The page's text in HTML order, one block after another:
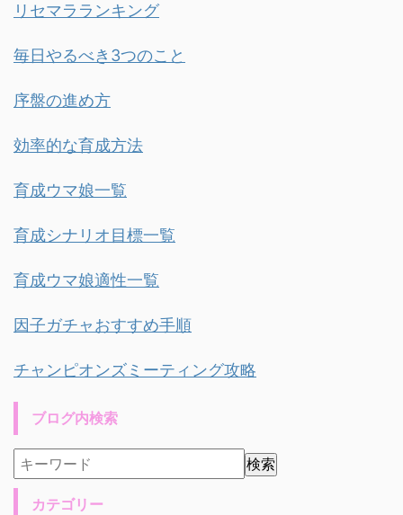
リセマラランキング
毎日やるべき3つのこと
序盤の進め方
効率的な育成方法
育成ウマ娘一覧
育成シナリオ目標一覧
育成ウマ娘適性一覧
因子ガチャおすすめ手順
チャンピオンズミーティング攻略
ブログ内検索
カテゴリー